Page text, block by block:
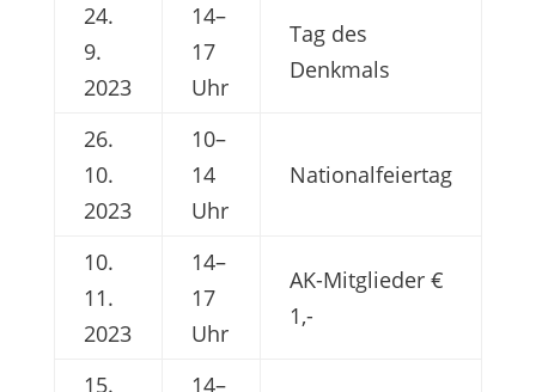
24.
9.
2023
14–
17
Uhr
Tag des
Denkmals
26.
10.
2023
10–
14
Uhr
Nationalfeiertag
10.
11.
2023
14–
17
Uhr
AK-Mitglieder €
1,-
15.
14–